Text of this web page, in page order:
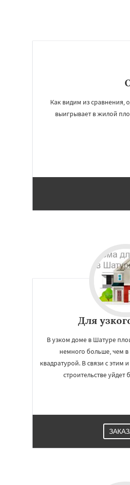
Как видим из
выигрывает в жилой
Для
В узком доме в Шатуре
немного больше, чем
квадратурой. В связи с этим
строительстве